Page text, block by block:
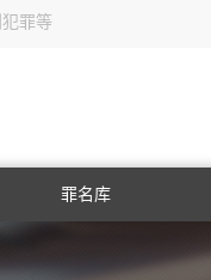
罪等
罪名库
海关走私
毒品犯罪
职务犯罪
经济犯罪
暴力犯罪
药品犯罪
取保候审
常见犯罪